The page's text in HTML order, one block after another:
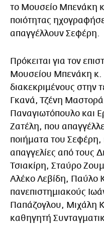
το Μουσείο Μπενάκη
ποιότητας
απαγγέλλουν Σεφέρη.
Πρόκειται για τον
Μουσείου Μπενάκη κ.
διακεκριμένους στην
Γκανά, Τζένη
Παναγιωτόπουλο και
Ζατέλη, που
ποιήματα του Σεφέρη,
απαγγελίες από τους
Τσιακίρη, Σταύρο
Αλέκο Λεβίδη, Παύλο
πανεπιστημιακούς
Παπάζογλου, Μιχάλη
καθηγητή